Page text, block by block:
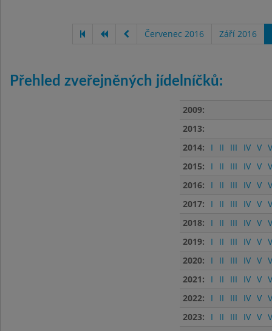
Červenec 2016 Září 2016
Přehled zveřejněných jídelníčků:
2009:
2013:
2014:
I II III IV V
2015:
I II III IV V
2016:
I II III IV V
2017:
I II III IV V
2018:
I II III IV V
2019:
I II III IV V
2020:
I II III IV V
2021:
I II III IV V
2022:
I II III IV V
2023:
I II III IV V